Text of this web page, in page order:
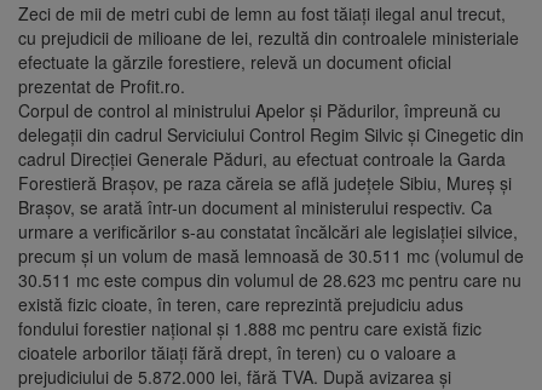
Zeci de mii de metri cubi de lemn au fost tăiaţi ilegal anul trecut,
cu prejudicii de milioane de lei, rezultă din controalele ministeriale
efectuate la gărzile forestiere, relevă un document oficial
prezentat de Profit.ro.
Corpul de control al ministrului Apelor şi Pădurilor, împreună cu
delegaţii din cadrul Serviciului Control Regim Silvic şi Cinegetic din
cadrul Direcţiei Generale Păduri, au efectuat controale la Garda
Forestieră Braşov, pe raza căreia se află judeţele Sibiu, Mureş şi
Braşov, se arată într-un document al ministerului respectiv. Ca
urmare a verificărilor s-au constatat încălcări ale legislaţiei silvice,
precum şi un volum de masă lemnoasă de 30.511 mc (volumul de
30.511 mc este compus din volumul de 28.623 mc pentru care nu
există fizic cioate, în teren, care reprezintă prejudiciu adus
fondului forestier naţional şi 1.888 mc pentru care există fizic
cioatele arborilor tăiaţi fără drept, în teren) cu o valoare a
prejudiciului de 5.872.000 lei, fără TVA. După avizarea şi